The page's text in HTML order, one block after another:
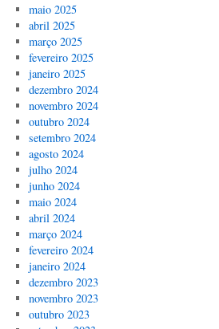
maio 2025
abril 2025
março 2025
fevereiro 2025
janeiro 2025
dezembro 2024
novembro 2024
outubro 2024
setembro 2024
agosto 2024
julho 2024
junho 2024
maio 2024
abril 2024
março 2024
fevereiro 2024
janeiro 2024
dezembro 2023
novembro 2023
outubro 2023